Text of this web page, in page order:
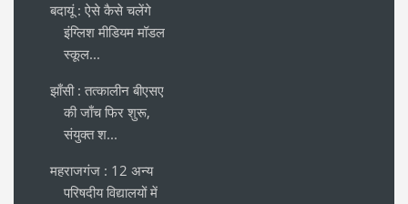
बदायूं : ऐसे कैसे चलेंगे
इंग्लिश मीडियम मॉडल
स्कूल...
झाँसी : तत्कालीन बीएसए
की जाँच फिर शुरू,
संयुक्त श...
महराजगंज : 12 अन्य
परिषदीय विद्यालयों में